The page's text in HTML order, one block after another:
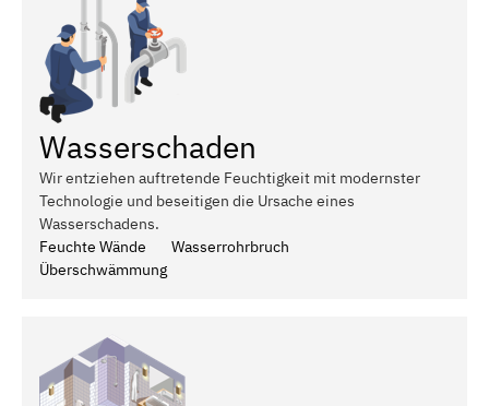
Wasserschaden
Wir entziehen auftretende Feuchtigkeit mit modernster
Technologie und beseitigen die Ursache eines
Wasserschadens.
Feuchte Wände
Wasserrohrbruch
Überschwämmung